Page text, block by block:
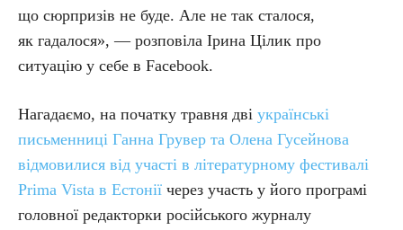
що сюрпризів не буде. Але не так сталося,
як гадалося», — розповіла Ірина Цілик про
ситуацію у себе в Facebook.
Нагадаємо, на початку травня дві українські
письменниці Ганна Грувер та Олена Гусейнова
відмовилися від участі в літературному фестивалі
Prima Vista в Естонії через участь у його програмі
головної редакторки російського журналу